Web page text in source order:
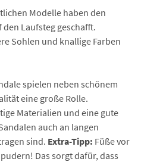
Modelle haben den
Laufsteg geschafft.
Sohlen und knallige Farben
spielen neben schönem
eine große Rolle.
Materialien und eine gute
auch an langen
sind. Extra-Tipp: Füße vor
Das sorgt dafür, dass